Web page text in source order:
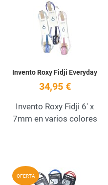
Invento Roxy Fidji Everyday
34,95 €
Invento Roxy Fidji 6' x
7mm en varios colores
OFERTA